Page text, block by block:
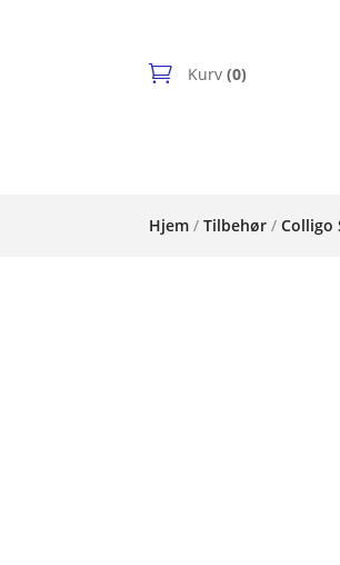
Kurv(0)
Hjem /Tilbehør /Colligo